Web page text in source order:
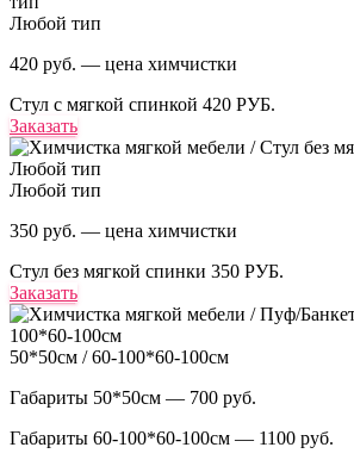
Любой тип
420 руб. — цена химчистки
Стул с мягкой спинкой 420 РУБ.
Заказать
Любой тип
350 руб. — цена химчистки
Стул без мягкой спинки 350 РУБ.
Заказать
50*50см / 60-100*60-100см
Габариты 50*50см — 700 руб.
Габариты 60-100*60-100см — 1100 руб.